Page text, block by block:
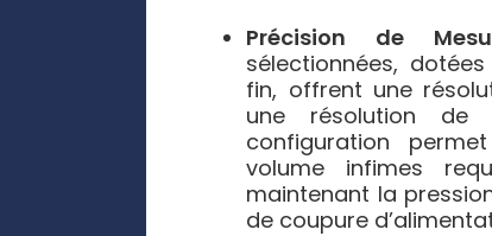
Précision de
sélectionnées,
fin, offrent une
une résolution de
configuration
volume infimes
maintenant la
de coupure